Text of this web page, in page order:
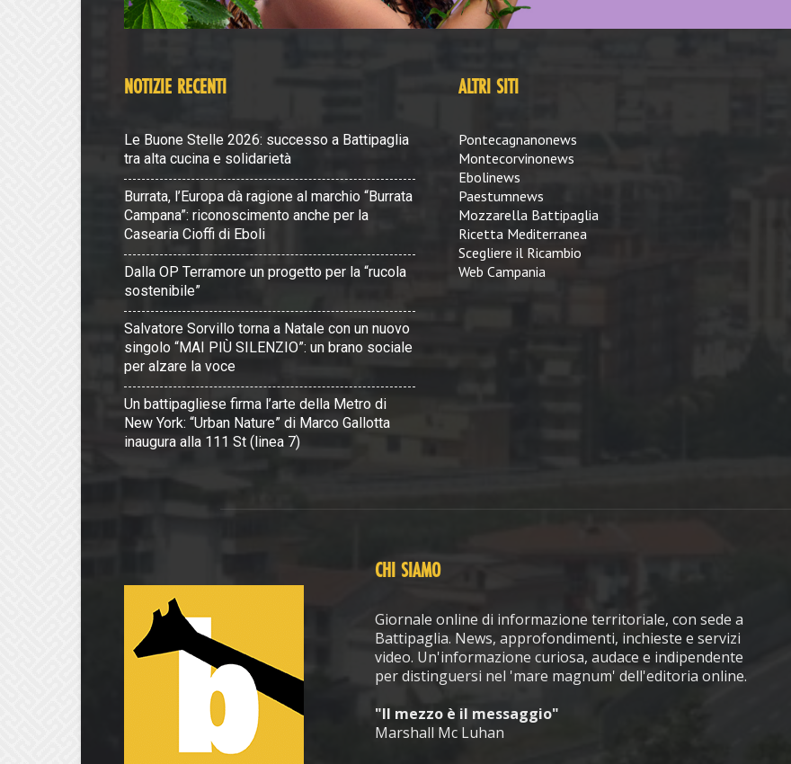
NOTIZIE RECENTI
Le Buone Stelle 2026: successo a Battipaglia
tra alta cucina e solidarietà
Burrata, l’Europa dà ragione al marchio “Burrata
Campana”: riconoscimento anche per la
Casearia Cioffi di Eboli
Dalla OP Terramore un progetto per la “rucola
sostenibile”
Salvatore Sorvillo torna a Natale con un nuovo
singolo “MAI PIÙ SILENZIO”: un brano sociale
per alzare la voce
Un battipagliese firma l’arte della Metro di
New York: “Urban Nature” di Marco Gallotta
inaugura alla 111 St (linea 7)
ALTRI SITI
Pontecagnanonews
Montecorvinonews
Ebolinews
Paestumnews
Mozzarella Battipaglia
Ricetta Mediterranea
Scegliere il Ricambio
Web Campania
CHI SIAMO
Giornale online di informazione territoriale, con sede a
Battipaglia. News, approfondimenti, inchieste e servizi
video. Un'informazione curiosa, audace e indipendente
per distinguersi nel 'mare magnum' dell'editoria online.
"Il mezzo è il messaggio"
Marshall Mc Luhan